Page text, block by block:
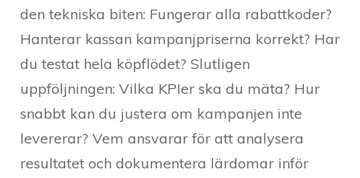
den tekniska biten: Fungerar alla rabattkoder?
Hanterar kassan kampanjpriserna korrekt? Har
du testat hela köpflödet? Slutligen
uppföljningen: Vilka KPIer ska du mäta? Hur
snabbt kan du justera om kampanjen inte
levererar? Vem ansvarar för att analysera
resultatet och dokumentera lärdomar inför